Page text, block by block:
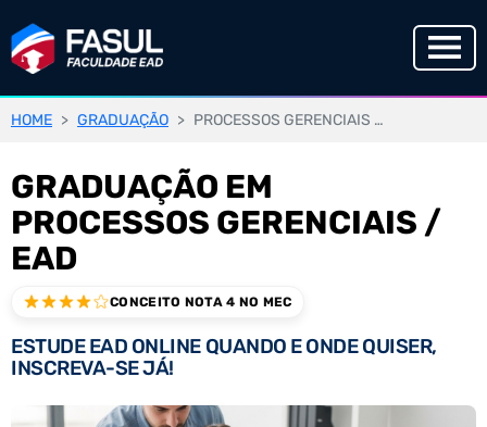
HOME GRADUAÇÃO PROCESSOS GERENCIAIS / EAD
GRADUAÇÃO EM
PROCESSOS GERENCIAIS /
EAD
CONCEITO NOTA 4 NO MEC
ESTUDE EAD ONLINE QUANDO E ONDE QUISER,
INSCREVA-SE JÁ!